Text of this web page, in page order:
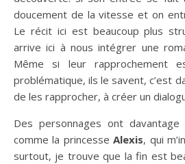
doucement de la vitesse et on
Le récit ici est beaucoup plus
arrive ici à nous intégrer une
Même si leur rapprochement
problématique, ils le savent, c’est
de les rapprocher, à créer un
Des personnages ont
comme la princesseAlexis, qui
surtout, je trouve que la fin est